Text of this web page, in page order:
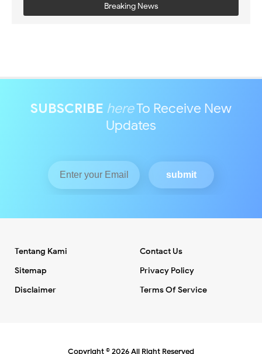
Breaking News
SUBSCRIBE hereTo Receive New
Updates
Tentang Kami
Contact Us
Sitemap
Privacy Policy
Disclaimer
Terms Of Service
Copyright ©2026All Right Reserved